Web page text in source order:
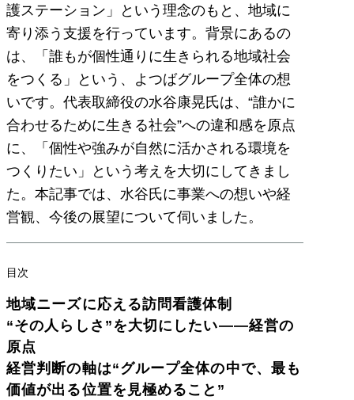
護ステーション」という理念のもと、地域に
寄り添う支援を行っています。背景にあるの
は、「誰もが個性通りに生きられる地域社会
をつくる」という、よつばグループ全体の想
いです。代表取締役の水谷康晃氏は、“誰かに
合わせるために生きる社会”への違和感を原点
に、「個性や強みが自然に活かされる環境を
つくりたい」という考えを大切にしてきまし
た。本記事では、水谷氏に事業への想いや経
営観、今後の展望について伺いました。
目次
地域ニーズに応える訪問看護体制
“その人らしさ”を大切にしたい――経営の
原点
経営判断の軸は“グループ全体の中で、最も
価値が出る位置を見極めること”